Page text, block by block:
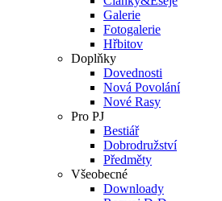
Galerie
Fotogalerie
Hřbitov
Doplňky
Dovednosti
Nová Povolání
Nové Rasy
Pro PJ
Bestiář
Dobrodružství
Předměty
Všeobecné
Downloady